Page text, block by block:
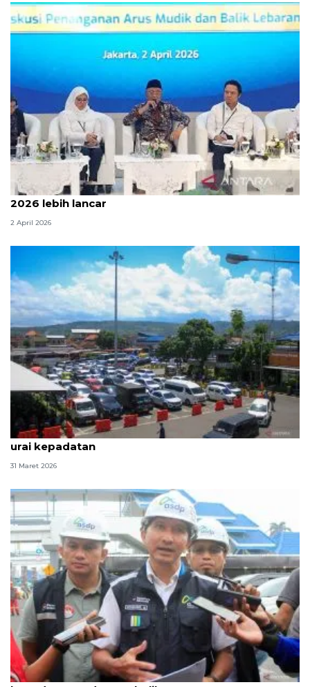
Menteri PU sebut arus mudik dan balik Lebaran
2026 lebih lancar
2 April 2026
Otoritas Pelabuhan Ketapang operasikan 36 kapal
urai kepadatan
31 Maret 2026
ASDP Ketapang operasikan 34 kapal urai